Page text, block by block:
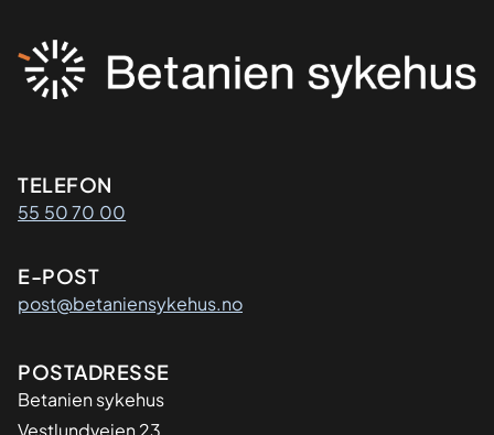
Kontaktinformasjon
TELEFON
55 50 70 00
E-POST
post@betaniensykehus.no
Adresse
POSTADRESSE
Betanien sykehus
Vestlundveien 23